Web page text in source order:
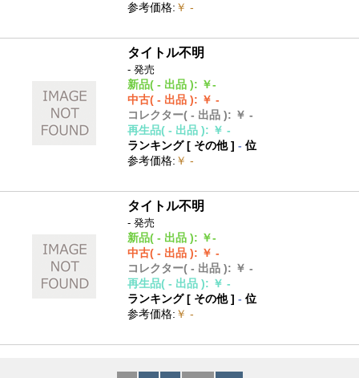
参考価格: ￥ -
タイトル不明
- 発売
新品( - 出品 ): ￥-
中古( - 出品 ): ￥ -
コレクター( - 出品 ): ￥ -
再生品( - 出品 ): ￥ -
ランキング [ その他]- 位
参考価格: ￥ -
タイトル不明
- 発売
新品( - 出品 ): ￥-
中古( - 出品 ): ￥ -
コレクター( - 出品 ): ￥ -
再生品( - 出品 ): ￥ -
ランキング [ その他]- 位
参考価格: ￥ -